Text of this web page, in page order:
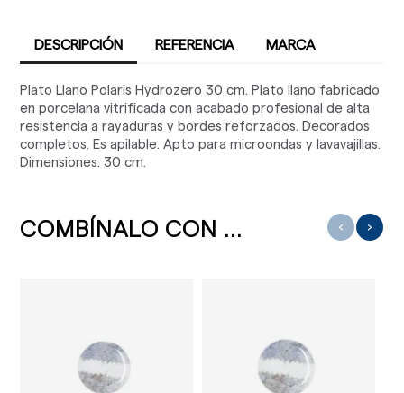
DESCRIPCIÓN REFERENCIA MARCA
Plato Llano Polaris Hydrozero 30 cm. Plato llano fabricado
en porcelana vitrificada con acabado profesional de alta
resistencia a rayaduras y bordes reforzados. Decorados
completos. Es apilable. Apto para microondas y lavavajillas.
Dimensiones: 30 cm.
COMBÍNALO CON ... ‹ ›